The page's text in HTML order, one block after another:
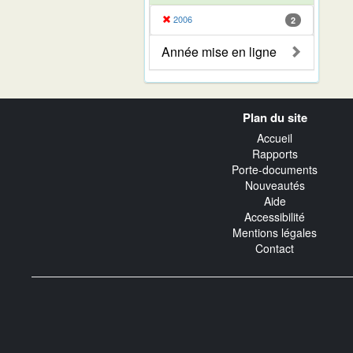
2006 2
Année mise en ligne
Plan du site
Accueil
Rapports
Porte-documents
Nouveautés
Aide
Accessibilité
Mentions légales
Contact